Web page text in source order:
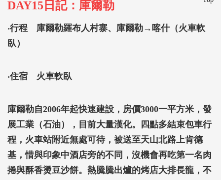
DAY15日記：庫爾勒
‧行程 庫爾勒羅布人村寨、庫爾勒→喀什（火車軟
臥）
‧住宿 火車軟臥
庫爾勒自2006年起快速建設，房價3000一平方米，發
展工業（石油），目前大量漢化。四點多結束包車行
程，火車站附近無處可待，被送至天山北路上肯德
基，惜與印象中酒店旁的不同，沒機會再吃第一名肉
捲與酥香燙豆沙餅。熱騰騰出爐的烤店大排長龍，不